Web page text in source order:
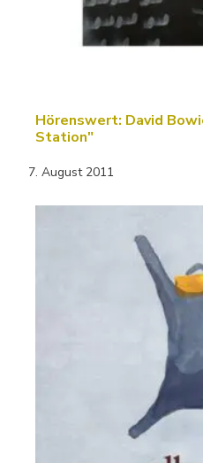
Hörenswert: David
Station"
7. August 2011